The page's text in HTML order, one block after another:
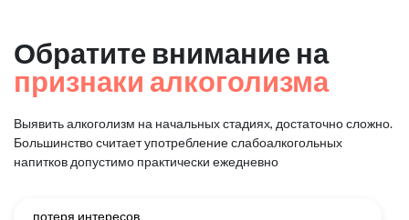
Обратите внимание на
признаки алкоголизма
Выявить алкоголизм на начальных стадиях, достаточно сложно.
Большинство считает употребление слабоалкогольных
напитков допустимо практически ежедневно
потеря интересов